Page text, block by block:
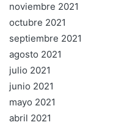
noviembre 2021
octubre 2021
septiembre 2021
agosto 2021
julio 2021
junio 2021
mayo 2021
abril 2021